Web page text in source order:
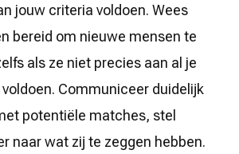
jouw criteria voldoen. Wees
bereid om nieuwe mensen te
als ze niet precies aan al je
Communiceer duidelijk
potentiële matches, stel
naar wat zij te zeggen hebben.